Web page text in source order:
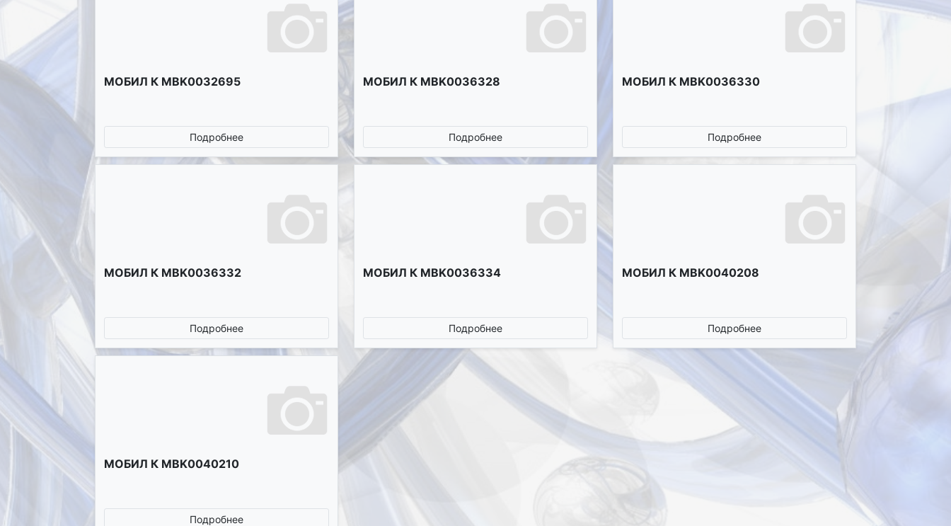
МОБИЛ К MBK0032695
Подробнее
МОБИЛ К MBK0036328
Подробнее
МОБИЛ К MBK0036330
Подробнее
МОБИЛ К MBK0036332
Подробнее
МОБИЛ К MBK0036334
Подробнее
МОБИЛ К MBK0040208
Подробнее
МОБИЛ К MBK0040210
Подробнее